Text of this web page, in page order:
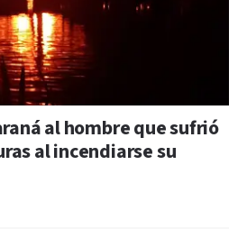
al hombre que sufrió
al incendiarse su